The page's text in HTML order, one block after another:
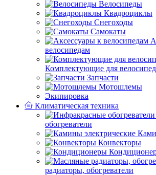
Велосипеды
Квадроциклы
Снегоходы
Самокаты
велосипедам
Комплектующие для
Запчасти
Мотошлемы
Экипировка
Климатическая техника
обогреватели
Конвекторы
радиаторы, обогреватели